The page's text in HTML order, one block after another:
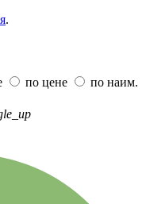
.
по цене
по наим.